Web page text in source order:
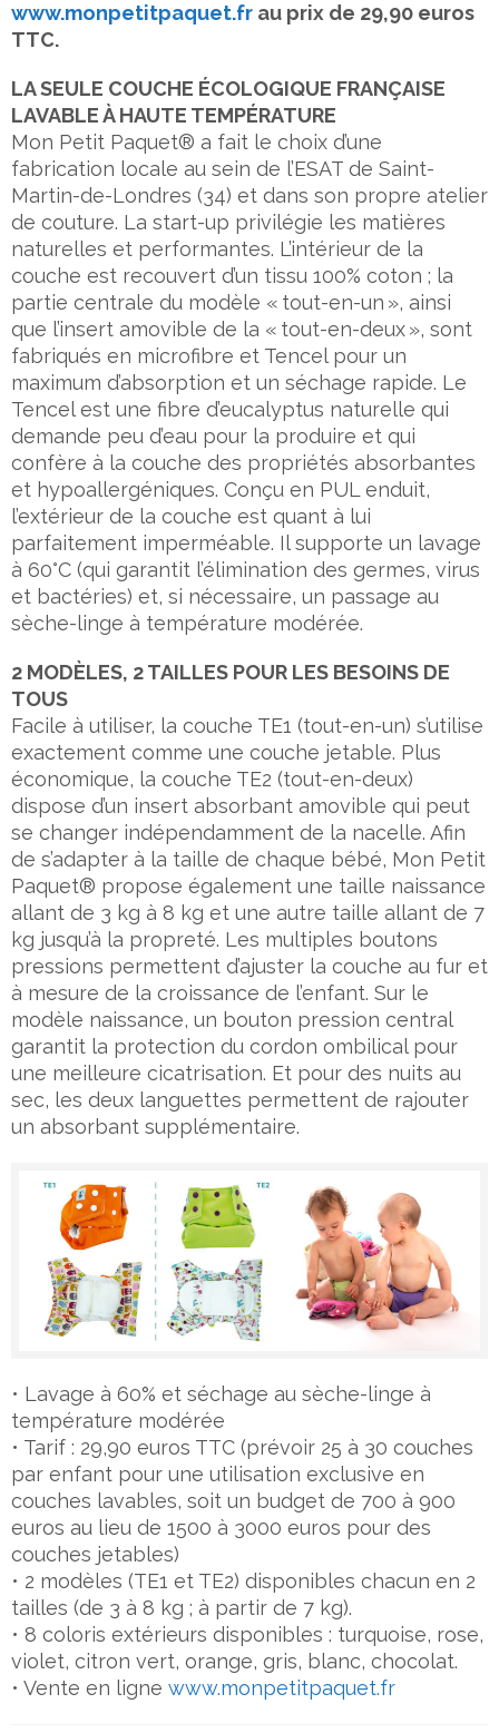
www.monpetitpaquet.fr au prix de 29,90 euros
TTC.
LA SEULE COUCHE ÉCOLOGIQUE FRANÇAISE
LAVABLE À HAUTE TEMPÉRATURE
Mon Petit Paquet® a fait le choix d’une
fabrication locale au sein de l’ESAT de Saint-
Martin-de-Londres (34) et dans son propre atelier
de couture. La start-up privilégie les matières
naturelles et performantes. L’intérieur de la
couche est recouvert d’un tissu 100% coton ; la
partie centrale du modèle « tout-en-un », ainsi
que l’insert amovible de la « tout-en-deux », sont
fabriqués en microfibre et Tencel pour un
maximum d’absorption et un séchage rapide. Le
Tencel est une fibre d’eucalyptus naturelle qui
demande peu d’eau pour la produire et qui
confère à la couche des propriétés absorbantes
et hypoallergéniques. Conçu en PUL enduit,
l’extérieur de la couche est quant à lui
parfaitement imperméable. Il supporte un lavage
à 60°C (qui garantit l’élimination des germes, virus
et bactéries) et, si nécessaire, un passage au
sèche-linge à température modérée.
2 MODÈLES, 2 TAILLES POUR LES BESOINS DE
TOUS
Facile à utiliser, la couche TE1 (tout-en-un) s’utilise
exactement comme une couche jetable. Plus
économique, la couche TE2 (tout-en-deux)
dispose d’un insert absorbant amovible qui peut
se changer indépendamment de la nacelle. Afin
de s’adapter à la taille de chaque bébé, Mon Petit
Paquet® propose également une taille naissance
allant de 3 kg à 8 kg et une autre taille allant de 7
kg jusqu’à la propreté. Les multiples boutons
pressions permettent d’ajuster la couche au fur et
à mesure de la croissance de l’enfant. Sur le
modèle naissance, un bouton pression central
garantit la protection du cordon ombilical pour
une meilleure cicatrisation. Et pour des nuits au
sec, les deux languettes permettent de rajouter
un absorbant supplémentaire.
• Lavage à 60% et séchage au sèche-linge à
température modérée
• Tarif : 29,90 euros TTC (prévoir 25 à 30 couches
par enfant pour une utilisation exclusive en
couches lavables, soit un budget de 700 à 900
euros au lieu de 1500 à 3000 euros pour des
couches jetables)
• 2 modèles (TE1 et TE2) disponibles chacun en 2
tailles (de 3 à 8 kg ; à partir de 7 kg).
• 8 coloris extérieurs disponibles : turquoise, rose,
violet, citron vert, orange, gris, blanc, chocolat.
• Vente en ligne www.monpetitpaquet.fr